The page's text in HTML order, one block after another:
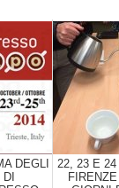
DEGLI
22, 23 E